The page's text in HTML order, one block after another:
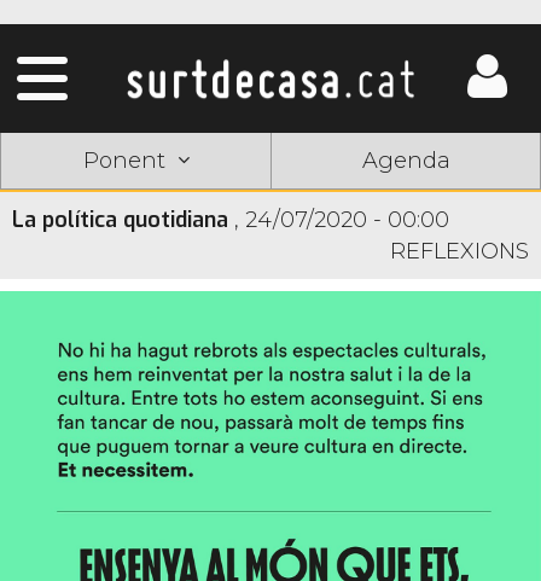
Ponent Agenda
La política quotidiana , 24/07/2020 - 00:00
REFLEXIONS